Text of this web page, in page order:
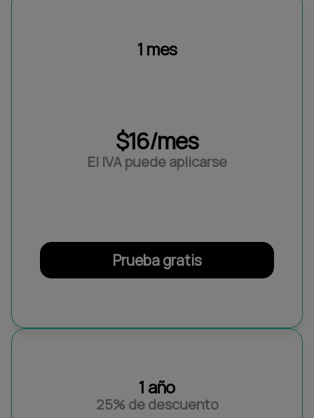
1 mes
$16/mes
El IVA puede aplicarse
Prueba gratis
1 año
25% de descuento